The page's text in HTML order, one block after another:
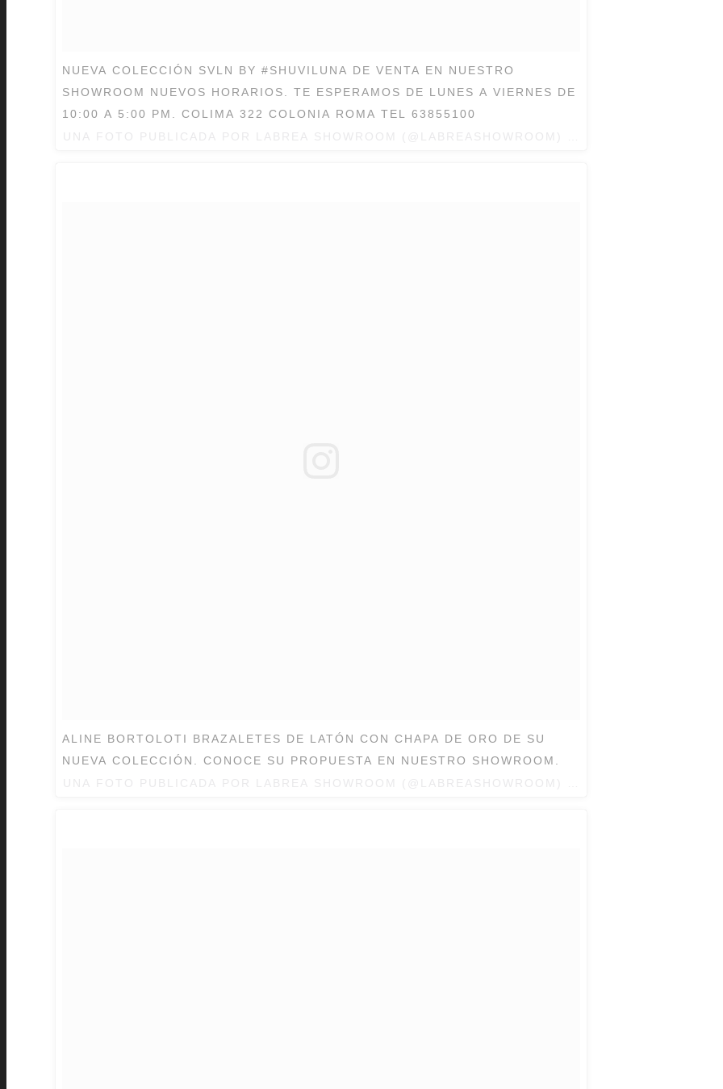
NUEVA COLECCIÓN SVLN BY #SHUVILUNA DE VENTA EN NUESTRO
SHOWROOM NUEVOS HORARIOS. TE ESPERAMOS DE LUNES A VIERNES DE
10:00 A 5:00 PM. COLIMA 322 COLONIA ROMA TEL 63855100
ALINE BORTOLOTI BRAZALETES DE LATÓN CON CHAPA DE ORO DE SU
NUEVA COLECCIÓN. CONOCE SU PROPUESTA EN NUESTRO SHOWROOM.